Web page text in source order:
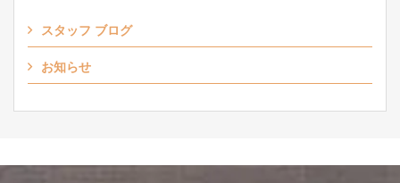
スタッフ ブログ
お知らせ